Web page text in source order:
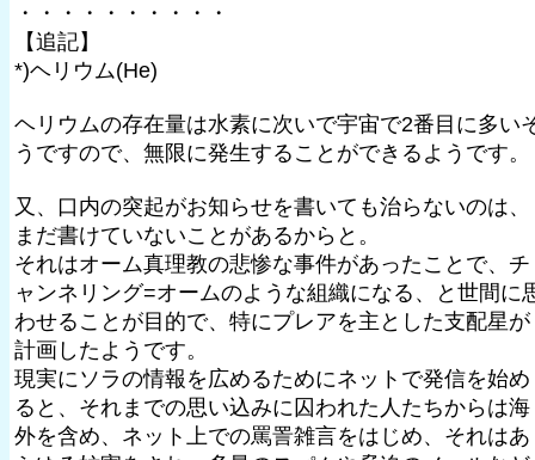
・・・・・・・・・・
【追記】
*)ヘリウム(He)
ヘリウムの存在量は水素に次いで宇宙で2番目に多い
うですので、無限に発生することができるようです。
又、口内の突起がお知らせを書いても治らないのは、
まだ書けていないことがあるからと。
それはオーム真理教の悲惨な事件があったことで、チ
ャンネリング=オームのような組織になる、と世間に
わせることが目的で、特にプレアを主とした支配星が
計画したようです。
現実にソラの情報を広めるためにネットで発信を始め
ると、それまでの思い込みに囚われた人たちからは海
外を含め、ネット上での罵詈雑言をはじめ、それはあ